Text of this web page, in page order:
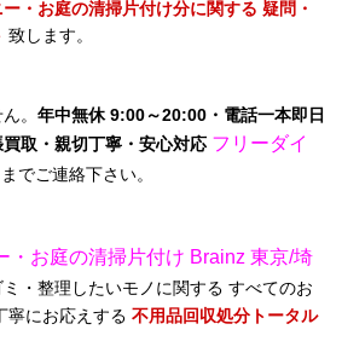
・お庭の清掃片付け分に関する 疑問・
致します。
。 年中無休 9:00～20:00・電話一本即日
取・親切丁寧・安心対応 フリーダイ
までご連絡下さい。
・お庭の清掃片付け Brainz 東京/埼
・整理したいモノに関する すべてのお
寧にお応えする 不用品回収処分トータル